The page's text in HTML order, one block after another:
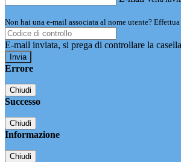
Non hai una e-mail associata al nome utente?
E-mail inviata, si prega di controllare la
Errore
Chiudi
Successo
Chiudi
Informazione
Chiudi